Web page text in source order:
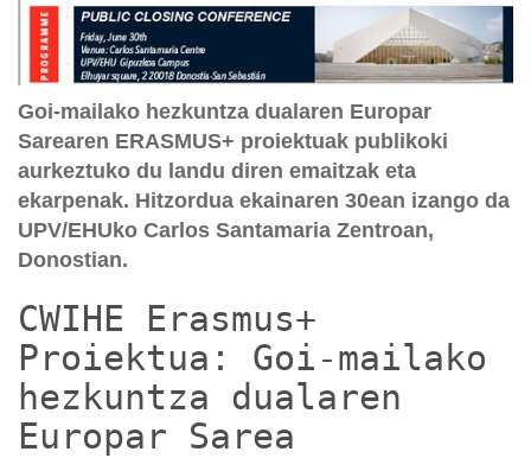
Goi-mailako hezkuntza dualaren Europar
Sarearen ERASMUS+ proiektuak publikoki
aurkeztuko du landu diren emaitzak eta
ekarpenak. Hitzordua ekainaren 30ean izango da
UPV/EHUko Carlos Santamaria Zentroan,
Donostian.
CWIHE Erasmus+
Proiektua: Goi-mailako
hezkuntza dualaren
Europar Sarea